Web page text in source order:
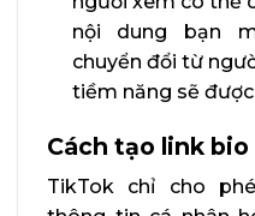
nội dung bạn
chuyển đổi từ
tiềm năng sẽ
Cách tạo link
TikTok chỉ cho